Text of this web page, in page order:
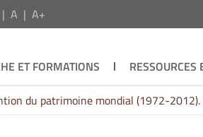
A A+
ET FORMATIONS RESSOURCES
du patrimoine mondial (1972-